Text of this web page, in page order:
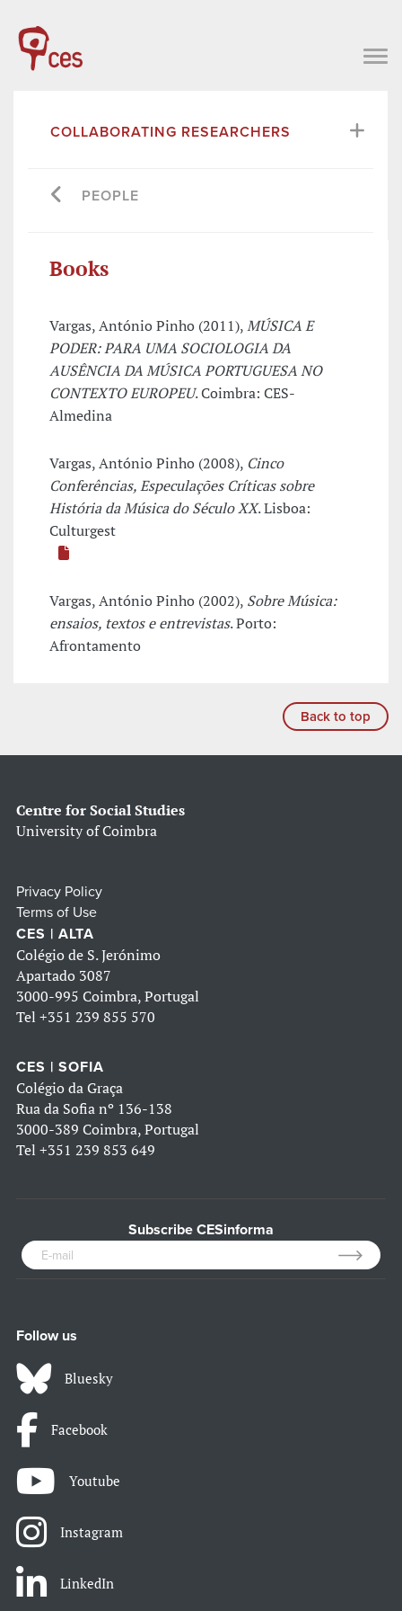
COLLABORATING RESEARCHERS
PEOPLE
Books
Vargas, António Pinho (2011),MÚSICA E
PODER: PARA UMA SOCIOLOGIA DA
AUSÊNCIA DA MÚSICA PORTUGUESA NO
CONTEXTO EUROPEU. Coimbra: CES-
Almedina
Vargas, António Pinho (2008), Cinco
Conferências, Especulações Críticas sobre
História da Música do Século XX. Lisboa:
Culturgest
Vargas, António Pinho (2002), Sobre Música:
ensaios, textos e entrevistas. Porto:
Afrontamento
Back to top
Centre for Social Studies
University of Coimbra
Privacy Policy
Terms of Use
CES | ALTA
Colégio de S. Jerónimo
Apartado 3087
3000-995 Coimbra, Portugal
Tel +351 239 855 570
CES | SOFIA
Colégio da Graça
Rua da Sofia nº 136-138
3000-389 Coimbra, Portugal
Tel +351 239 853 649
Subscribe CESinforma
Follow us
Bluesky
Facebook
Youtube
Instagram
LinkedIn